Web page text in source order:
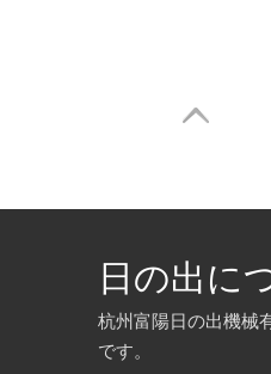
日の出に
杭州富陽日の出機械
です。